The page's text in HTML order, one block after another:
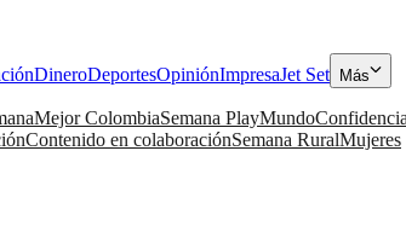
DineroDeportesOpiniónImpresaJet Set Más
Mejor ColombiaSemana PlayMundo
Contenido en colaboraciónSemana RuralMujeres